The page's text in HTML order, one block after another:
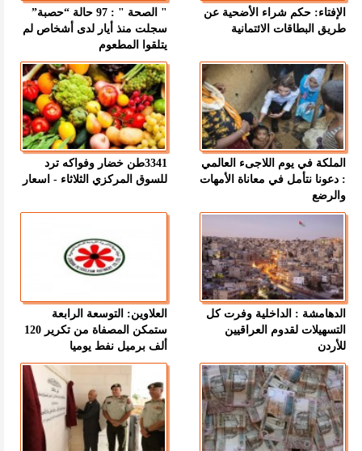
الإفتاء: حكم شراء الأضحية عن
طريق البطاقات الائتمانية
" الصحة " : 97 حالة “حصبة”
سجلت منذ أيار لدى أشخاص لم
يتلقوا المطعوم
الملكة في يوم اللاجىء العالمي
: دعونا نتأمل في معاناة الأمهات
والرضع
3341طن خضار وفواكه ترد
للسوق المركزي الثلاثاء - اسعار
الدهامشة : الداخلية وفرت كل
التسهيلات لقدوم العراقيين
للأردن
العلاوين: التوسعة الرابعة
ستمكن المصفاة من تكرير 120
ألف برميل نفط يوميا